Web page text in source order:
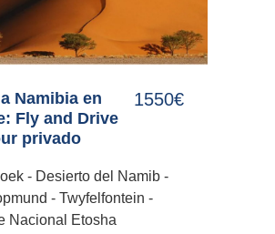
Namibia en
Fly and Drive
privado
1550€
- Desierto del Namib -
- Twyfelfontein -
Nacional Etosha